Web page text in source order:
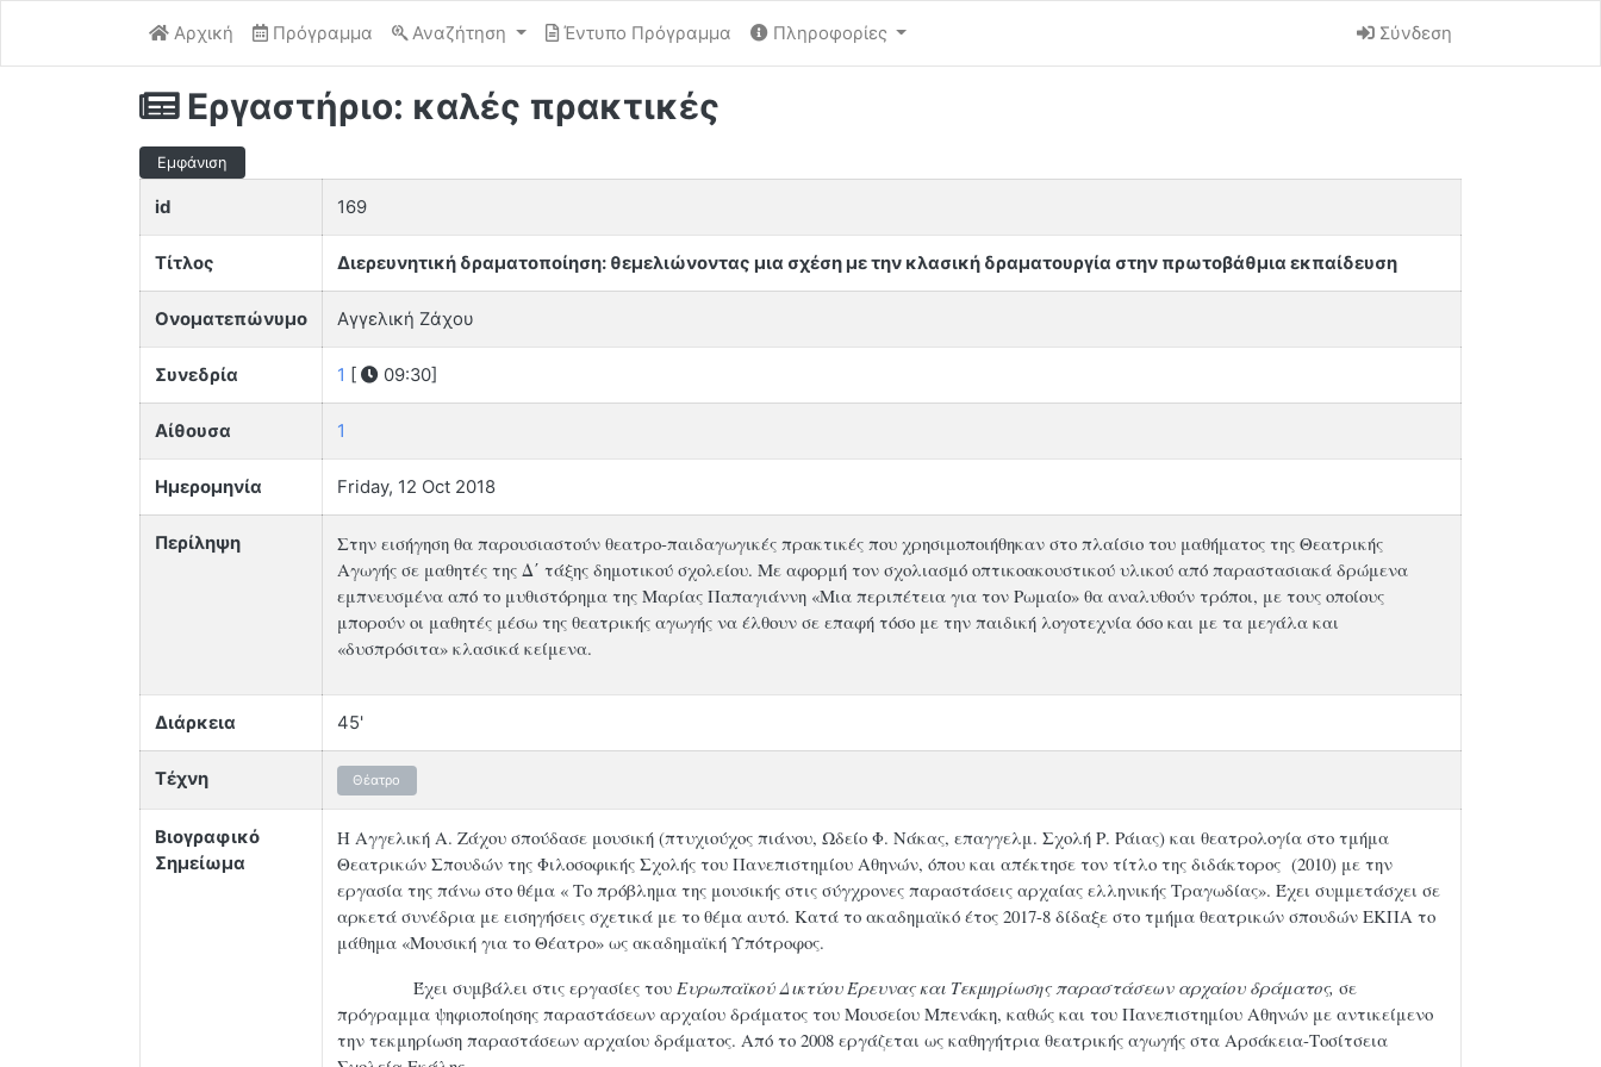
Αρχική Πρόγραμμα Αναζήτηση Έντυπο Πρόγραμμα Πληροφορίες Σύνδεση
Εργαστήριο: καλές πρακτικές
Εμφάνιση
id 169
Τίτλος Διερευνητική δραματοποίηση: θεμελιώνοντας μια σχέση με την κλασική δραματουργία στην πρωτοβάθμια εκπαίδευση
Ονοματεπώνυμο Αγγελική Ζάχου
Συνεδρία 1 [ 09:30]
Αίθουσα 1
Ημερομηνία Friday, 12 Oct 2018
Περίληψη
Στην εισήγηση θα παρουσιαστούν θεατρο-παιδαγωγικές πρακτικές που χρησιμοποιήθηκαν στο πλαίσιο του μαθήματος της Θεατρικής
Αγωγής σε μαθητές της Δ΄ τάξης δημοτικού σχολείου. Με αφορμή τον σχολιασμό οπτικοακουστικού υλικού από παραστασιακά δρώμενα
εμπνευσμένα από το μυθιστόρημα της Μαρίας Παπαγιάννη «Μια περιπέτεια για τον Ρωμαίο» θα αναλυθούν τρόποι, με τους οποίους
μπορούν οι μαθητές μέσω της θεατρικής αγωγής να έλθουν σε επαφή τόσο με την παιδική λογοτεχνία όσο και με τα μεγάλα και
«δυσπρόσιτα» κλασικά κείμενα.
Διάρκεια 45'
Τέχνη Θέατρο
Βιογραφικό
Σημείωμα
Η Αγγελική A. Ζάχου σπούδασε μουσική (πτυχιούχος πιάνου, Ωδείο Φ. Νάκας, επαγγελμ. Σχoλή Ρ. Ράιας) και θεατρολογία στο τμήμα
Θεατρικών Σπουδών της Φιλοσοφικής Σχολής του Πανεπιστημίου Αθηνών, όπου και απέκτησε τον τίτλο της διδάκτορος (2010) με την
εργασία της πάνω στο θέμα « Το πρόβλημα της μουσικής στις σύγχρονες παραστάσεις αρχαίας ελληνικής Τραγωδίας». Έχει συμμετάσχει σε
αρκετά συνέδρια με εισηγήσεις σχετικά με το θέμα αυτό. Κατά το ακαδημαϊκό έτος 2017-8 δίδαξε στο τμήμα θεατρικών σπουδών ΕΚΠΑ το
μάθημα «Μουσική για το Θέατρο» ως ακαδημαϊκή Υπότροφος.
Έχει συμβάλει στις εργασίες του Ευρωπαϊκού Δικτύου Έρευνας και Τεκμηρίωσης παραστάσεων αρχαίου δράματος, σε
πρόγραμμα ψηφιοποίησης παραστάσεων αρχαίου δράματος του Μουσείου Μπενάκη, καθώς και του Πανεπιστημίου Αθηνών με αντικείμενο
την τεκμηρίωση παραστάσεων αρχαίου δράματος. Aπό το 2008 εργάζεται ως καθηγήτρια θεατρικής αγωγής στα Αρσάκεια-Τοσίτσεια